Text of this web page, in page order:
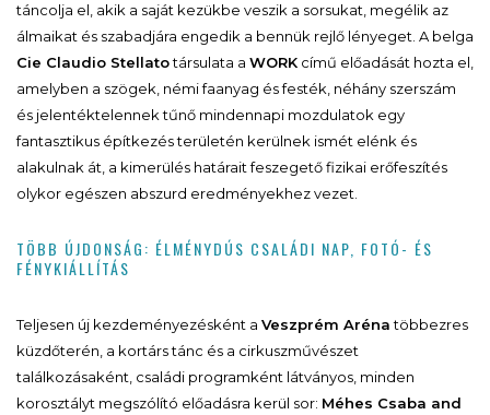
táncolja el, akik a saját kezükbe veszik a sorsukat, megélik az
álmaikat és szabadjára engedik a bennük rejlő lényeget. A belga
Cie Claudio Stellatotársulata a WORK című előadását hozta el,
amelyben a szögek, némi faanyag és festék, néhány szerszám
és jelentéktelennek tűnő mindennapi mozdulatok egy
fantasztikus építkezés területén kerülnek ismét elénk és
alakulnak át, a kimerülés határait feszegető fizikai erőfeszítés
olykor egészen abszurd eredményekhez vezet.
TÖBB ÚJDONSÁG: ÉLMÉNYDÚS CSALÁDI NAP, FOTÓ- ÉS
FÉNYKIÁLLÍTÁS
Teljesen új kezdeményezésként a Veszprém Arénatöbbezres
küzdőterén, a kortárs tánc és a cirkuszművészet
találkozásaként, családi programként látványos, minden
korosztályt megszólító előadásra kerül sor: Méhes Csaba and